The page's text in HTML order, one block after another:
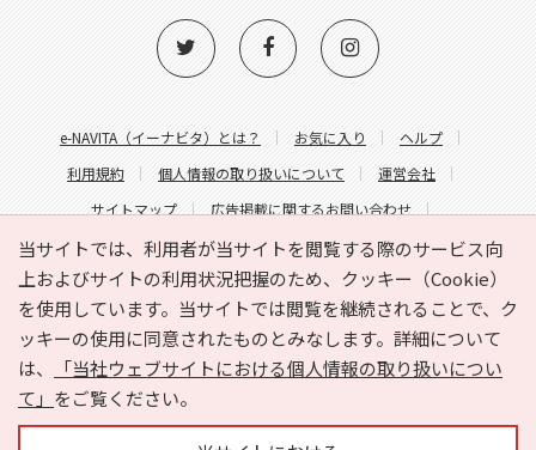
当サイトでは、利用者が当サイトを閲覧する際のサービス向
上およびサイトの利用状況把握のため、クッキー（Cookie）
を使用しています。当サイトでは閲覧を継続されることで、ク
ッキーの使用に同意されたものとみなします。詳細について
は、
「当社ウェブサイトにおける個人情報の取り扱いについ
て」 をご覧ください。
e-NAVITA（イーナビタ）とは？ お気に入り
ヘルプ
利用規約
個人情報の取り扱いについて
運営会社
サイトマップ
広告掲載に関するお問い合わせ
サイトの内容に関するお問い合わせ
Copyright © HYOJITO.Co.,Ltd. All Rights Reserved.